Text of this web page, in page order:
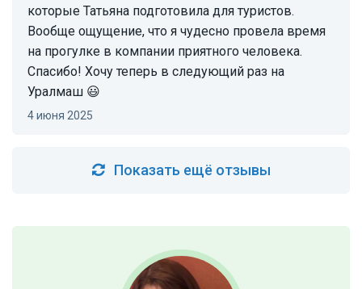
которые Татьяна подготовила для туристов.
Вообще ощущение, что я чудесно провела время
на прогулке в компании приятного человека.
Спасибо! Хочу теперь в следующий раз на
Уралмаш 😃
4 июня 2025
Показать ещё отзывы